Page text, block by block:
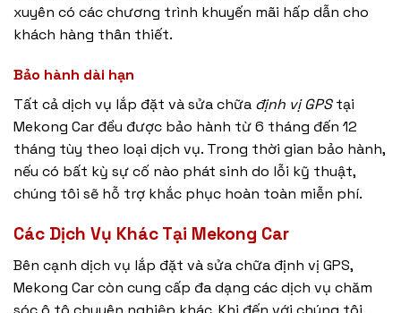
xuyên có các chương trình khuyến mãi hấp dẫn cho
khách hàng thân thiết.
Bảo hành dài hạn
Tất cả dịch vụ lắp đặt và sửa chữa định vị GPStại
Mekong Car đều được bảo hành từ 6 tháng đến 12
tháng tùy theo loại dịch vụ. Trong thời gian bảo hành,
nếu có bất kỳ sự cố nào phát sinh do lỗi kỹ thuật,
chúng tôi sẽ hỗ trợ khắc phục hoàn toàn miễn phí.
Các Dịch Vụ Khác Tại Mekong Car
Bên cạnh dịch vụ lắp đặt và sửa chữa định vị GPS,
Mekong Car còn cung cấp đa dạng các dịch vụ chăm